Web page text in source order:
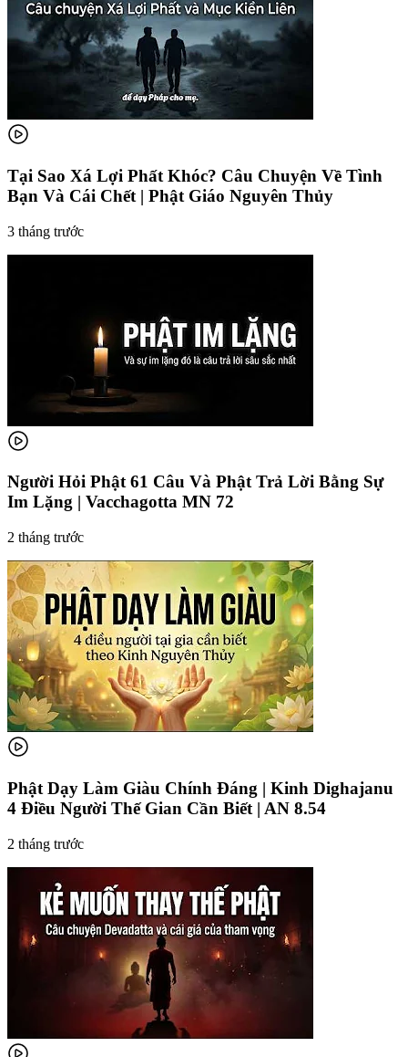
Tại Sao Xá Lợi Phất Khóc? Câu Chuyện Về Tình
Bạn Và Cái Chết | Phật Giáo Nguyên Thủy
3 tháng trước
Người Hỏi Phật 61 Câu Và Phật Trả Lời Bằng Sự
Im Lặng | Vacchagotta MN 72
2 tháng trước
Phật Dạy Làm Giàu Chính Đáng | Kinh Dighajanu
4 Điều Người Thế Gian Cần Biết | AN 8.54
2 tháng trước